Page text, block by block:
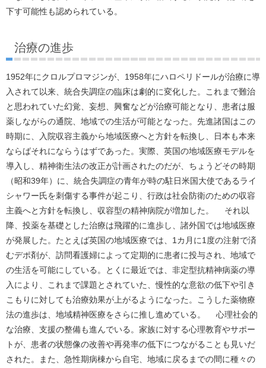
下す可能性も認められている。
治療の進歩
1952年にクロルプロマジンが、1958年にハロペリドールが治療に導
入されて以来、統合失調症の臨床は劇的に変化した。これまで難治
と思われていた幻覚、妄想、興奮などが治療可能となり、患者は服
薬しながらの通院、地域での生活が可能となった。先進諸国はこの
時期に、入院収容主義から地域医療へと方針を転換し、日本も本来
ならばそれにならうはずであった。実際、英国の地域医療モデルを
導入し、精神衛生法の改正が計画されたのだが、ちょうどその時期
（昭和39年）に、統合失調症の青年が時の駐日米国大使であるライ
シャワー氏を刺傷する事件が起こり、行政は社会防衛のための収容
主義へと方針を転換し、収容型の精神病院が増加した。 それ以
降、投薬を基礎とした治療は飛躍的に進歩し、諸外国では地域医療
が発展した。たとえば英国の地域医療では、1カ月に1度の注射で済
むデポ剤が、訪問看護婦によって定期的に患者に投与され、地域で
の生活を可能にしている。とくに最近では、非定型抗精神病薬の導
入により、これまで課題とされていた、慢性的な意欲の低下や引き
こもりに対しても治療効果が上がるようになった。こうした薬物療
法の進歩は、地域精神医療をさらに推し進めている。 心理社会的
な治療、支援の整備も進んでいる。家族に対する心理教育やサポー
トが、患者の状態像の改善や再発率の低下につながることも見いだ
された。また、急性期病棟から自宅、地域に戻るまでの間に種々の